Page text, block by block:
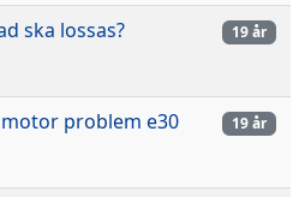
ska lossas? 19 år
problem e30 19 år